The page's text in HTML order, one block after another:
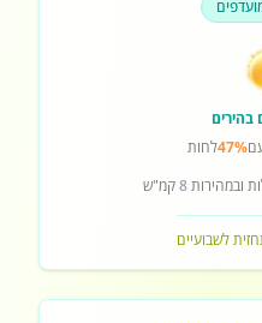
בהירים
47%לחות
ובמהירות8קמ"ש
לשבועיים